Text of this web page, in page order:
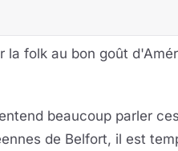
la folk au bon goût
beaucoup parler
de Belfort, il est